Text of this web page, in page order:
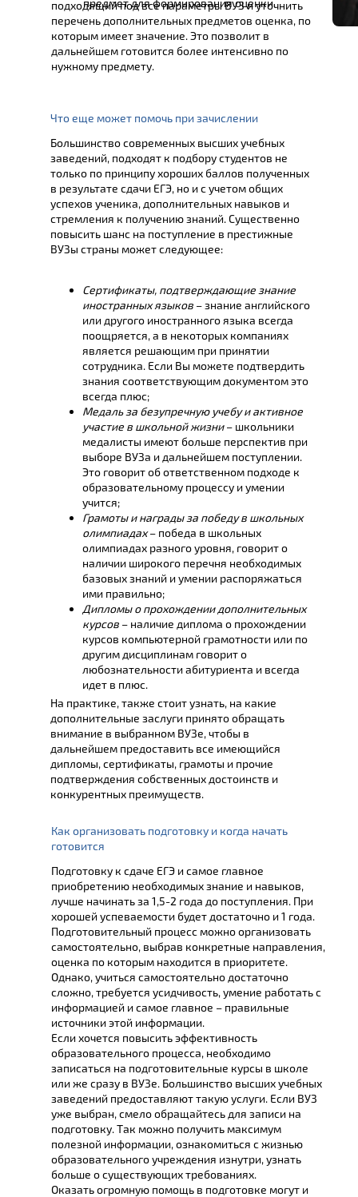
Что еще может помочь при зачислении
Большинство современных высших учебных
заведений, подходят к подбору студентов не
только по принципу хороших баллов полученных
в результате сдачи ЕГЭ, но и с учетом общих
успехов ученика, дополнительных навыков и
стремления к получению знаний. Существенно
повысить шанс на поступление в престижные
ВУЗы страны может следующее:
предмет для формирования оценки.
подходящий под все параметры ВУЗ и уточнить
перечень дополнительных предметов оценка, по
которым имеет значение. Это позволит в
дальнейшем готовится более интенсивно по
нужному предмету.
Сертификаты, подтверждающие знание
иностранных языков – знание английского
или другого иностранного языка всегда
поощряется, а в некоторых компаниях
является решающим при принятии
сотрудника. Если Вы можете подтвердить
знания соответствующим документом это
всегда плюс;
Медаль за безупречную учебу и активное
участие в школьной жизни– школьники
медалисты имеют больше перспектив при
выборе ВУЗа и дальнейшем поступлении.
Это говорит об ответственном подходе к
образовательному процессу и умении
учится;
Грамоты и награды за победу в школьных
олимпиадах– победа в школьных
олимпиадах разного уровня, говорит о
наличии широкого перечня необходимых
базовых знаний и умении распоряжаться
ими правильно;
Дипломы о прохождении дополнительных
курсов – наличие диплома о прохождении
курсов компьютерной грамотности или по
другим дисциплинам говорит о
любознательности абитуриента и всегда
идет в плюс.
На практике, также стоит узнать, на какие
дополнительные заслуги принято обращать
внимание в выбранном ВУЗе, чтобы в
дальнейшем предоставить все имеющийся
дипломы, сертификаты, грамоты и прочие
подтверждения собственных достоинств и
конкурентных преимуществ.
Как организовать подготовку и когда начать
готовится
Подготовку к сдаче ЕГЭ и самое главное
приобретению необходимых знание и навыков,
лучше начинать за 1,5-2 года до поступления. При
хорошей успеваемости будет достаточно и 1 года.
Подготовительный процесс можно организовать
самостоятельно, выбрав конкретные направления,
оценка по которым находится в приоритете.
Однако, учиться самостоятельно достаточно
сложно, требуется усидчивость, умение работать с
информацией и самое главное – правильные
источники этой информации.
Если хочется повысить эффективность
образовательного процесса, необходимо
записаться на подготовительные курсы в школе
или же сразу в ВУЗе. Большинство высших учебных
заведений предоставляют такую услуги. Если ВУЗ
уже выбран, смело обращайтесь для записи на
подготовку. Так можно получить максимум
полезной информации, ознакомиться с жизнью
образовательного учреждения изнутри, узнать
больше о существующих требованиях.
Оказать огромную помощь в подготовке могут и